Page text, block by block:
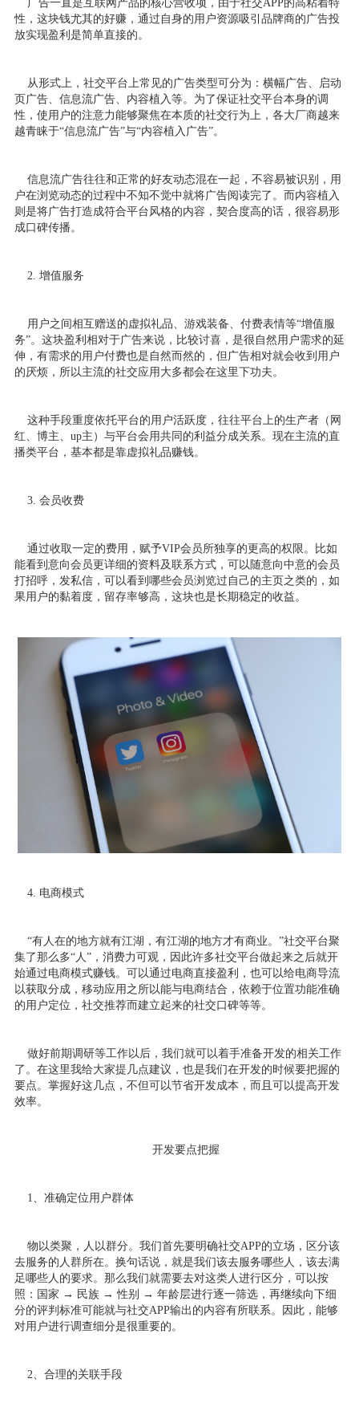
广告一直是互联网产品的核心营收项，由于社交APP的高粘着特
性，这块钱尤其的好赚，通过自身的用户资源吸引品牌商的广告投
放实现盈利是简单直接的。
从形式上，社交平台上常见的广告类型可分为：横幅广告、启动
页广告、信息流广告、内容植入等。为了保证社交平台本身的调
性，使用户的注意力能够聚焦在本质的社交行为上，各大厂商越来
越青睐于“信息流广告”与“内容植入广告”。
信息流广告往往和正常的好友动态混在一起，不容易被识别，用
户在浏览动态的过程中不知不觉中就将广告阅读完了。而内容植入
则是将广告打造成符合平台风格的内容，契合度高的话，很容易形
成口碑传播。
2. 增值服务
用户之间相互赠送的虚拟礼品、游戏装备、付费表情等“增值服
务”。这块盈利相对于广告来说，比较讨喜，是很自然用户需求的延
伸，有需求的用户付费也是自然而然的，但广告相对就会收到用户
的厌烦，所以主流的社交应用大多都会在这里下功夫。
这种手段重度依托平台的用户活跃度，往往平台上的生产者（网
红、博主、up主）与平台会用共同的利益分成关系。现在主流的直
播类平台，基本都是靠虚拟礼品赚钱。
3. 会员收费
通过收取一定的费用，赋予VIP会员所独享的更高的权限。比如
能看到意向会员更详细的资料及联系方式，可以随意向中意的会员
打招呼，发私信，可以看到哪些会员浏览过自己的主页之类的，如
果用户的黏着度，留存率够高，这块也是长期稳定的收益。
4. 电商模式
“有人在的地方就有江湖，有江湖的地方才有商业。”社交平台聚
集了那么多“人”，消费力可观，因此许多社交平台做起来之后就开
始通过电商模式赚钱。可以通过电商直接盈利，也可以给电商导流
以获取分成，移动应用之所以能与电商结合，依赖于位置功能准确
的用户定位，社交推荐而建立起来的社交口碑等等。
做好前期调研等工作以后，我们就可以着手准备开发的相关工作
了。在这里我给大家提几点建议，也是我们在开发的时候要把握的
要点。掌握好这几点，不但可以节省开发成本，而且可以提高开发
效率。
开发要点把握
1、准确定位用户群体
物以类聚，人以群分。我们首先要明确社交APP的立场，区分该
去服务的人群所在。换句话说，就是我们该去服务哪些人，该去满
足哪些人的要求。那么我们就需要去对这类人进行区分，可以按
照：国家 → 民族 → 性别 → 年龄层进行逐一筛选，再继续向下细
分的评判标准可能就与社交APP输出的内容有所联系。因此，能够
对用户进行调查细分是很重要的。
2、合理的关联手段